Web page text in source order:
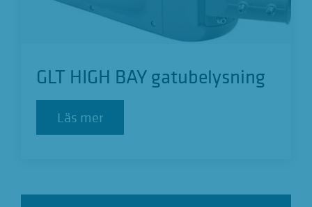
GLT HIGH BAY gatubelysning
Läs mer
Läs mer